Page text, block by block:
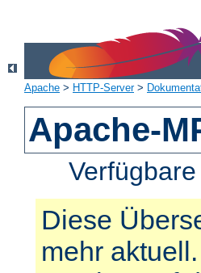
Apache > HTTP-Server>
Apache-
Diese
mehr